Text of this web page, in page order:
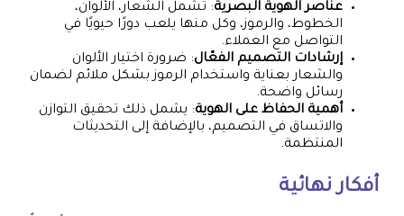
عناصر الهوية البصرية: تشمل الشعار، الألوان،
الخطوط، والرموز، وكل منها يلعب دورًا حيويًا في
التواصل مع العملاء.
إرشادات التصميم الفعّال: ضرورة اختيار الألوان
والشعار بعناية واستخدام الرموز بشكل ملائم لضمان
رسائل واضحة.
أهمية الحفاظ على الهوية: يشمل ذلك تحقيق التوازن
والاتساق في التصميم، بالإضافة إلى التحديثات
المنتظمة.
أفكار نهائية